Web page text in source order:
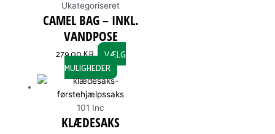
Ukategoriseret
CAMEL BAG – INKL.
VANDPOSE
279,00KR.
VÆLG
MULIGHEDER
multiple
variants.
The
be
product
101 Inc
KLÆDESAKS